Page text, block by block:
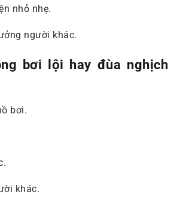
nhỏ nhẹ.
người khác.
bơi lội hay đùa nghịch
bơi.
khác.